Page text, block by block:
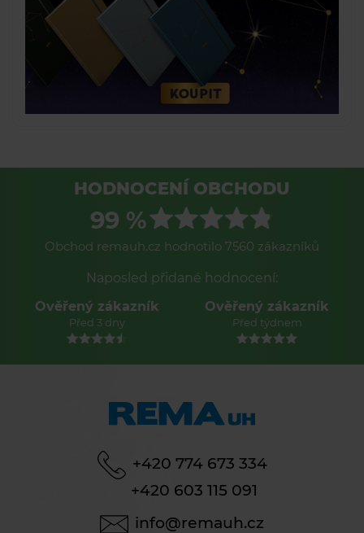
HODNOCENÍ OBCHODU
99 %
Obchod remauh.cz hodnotilo 7560 zákazníků
Naposled přidané hodnocení:
Ověřený zákazník
Před 3 dny
Ověřený zákazník
Před týdnem
+420 774 673 334
+420 603 115 091
info@remauh.cz